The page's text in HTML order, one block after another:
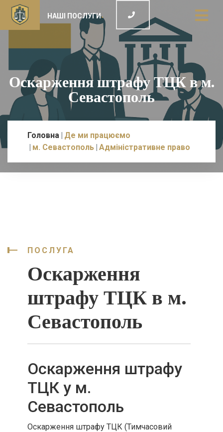
НАШІ ПОСЛУГИ
Оскарження штрафу ТЦК в м.
Севастополь
Головна Де ми працюємо
м. Севастополь Адміністративне право
ПОСЛУГА
Оскарження
штрафу ТЦК в м.
Севастополь
Оскарження штрафу
ТЦК у м.
Севастополь
Оскарження штрафу ТЦК (Тимчасовий